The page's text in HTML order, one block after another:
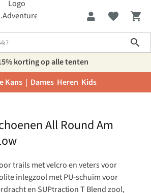
korting op alle tenten
Kans | Dames Heren Kids
All Round Am
trails met velcro en veters voor
inlegzool met PU-schuim voor
en SUPtraction T Blend zool,